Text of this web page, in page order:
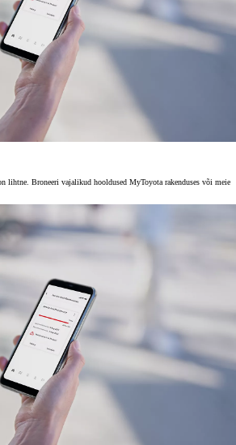
lihtne. Broneeri vajalikud hooldused MyToyota rakenduses või meie